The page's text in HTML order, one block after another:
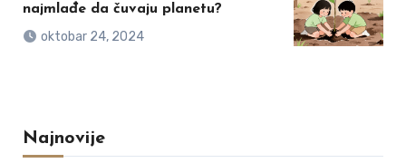
najmlađe da čuvaju planetu?
oktobar 24, 2024
Najnovije